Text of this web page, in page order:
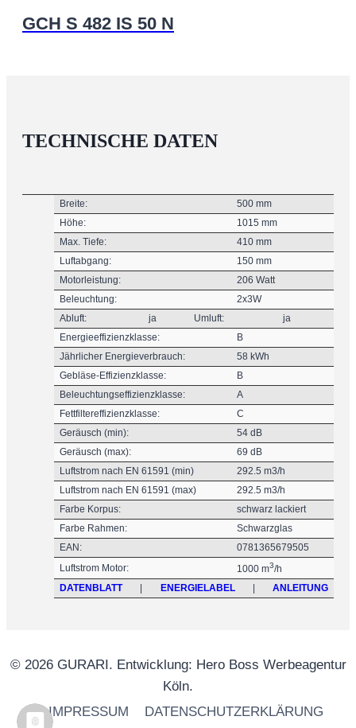
GCH S 482 IS 50 N
TECHNISCHE DATEN
Breite:
500 mm
Höhe:
1015 mm
Max. Tiefe:
410 mm
Luftabgang:
150 mm
Motorleistung:
206 Watt
Beleuchtung:
2x3W
Abluft:
ja Umluft:
ja
Energieeffizienzklasse:
B
Jährlicher Energieverbrauch:
58 kWh
Gebläse-Effizienzklasse:
B
Beleuchtungseffizienzklasse:
A
Fettfiltereffizienzklasse:
C
Geräusch (min):
54 dB
Geräusch (max):
69 dB
Luftstrom nach EN 61591 (min)
292.5 m3/h
Luftstrom nach EN 61591 (max)
292.5 m3/h
Farbe Korpus:
schwarz lackiert
Farbe Rahmen:
Schwarzglas
EAN:
0781365679505
Luftstrom Motor:
1000 m3/h
DATENBLATT
ENERGIELABEL ANLEITUNG
© 2026 GURARI. Entwicklung: Hero Boss Werbeagentur
Köln.
IMPRESSUM
DATENSCHUTZERKLÄRUNG